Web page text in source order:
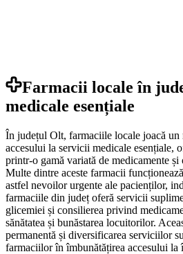
Farmacii locale în
medicale esențiale
În județul Olt, farmaciile locale joacă un
accesului la servicii medicale esențiale,
printr-o gamă variată de medicamente și
Multe dintre aceste farmacii
astfel nevoilor urgente ale pacienților,
farmaciile din județ oferă servicii
glicemiei și consilierea privind
sănătatea și bunăstarea locuitorilor.
permanentă și diversificarea serviciilor
farmaciilor în îmbunătățirea accesului